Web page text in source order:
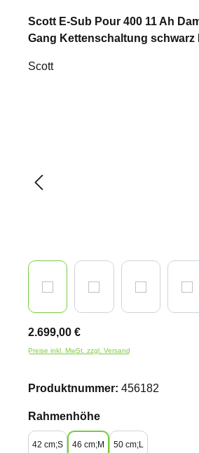
Scott E-Sub Pour 400 11 Ah
Gang Kettenschaltung schwarz
Scott
2.699,00 €
Preise inkl. MwSt. zzgl. Versand
Produktnummer: 456182
Rahmenhöheauswählen
42 cm;S 46 cm;M 50 cm;L